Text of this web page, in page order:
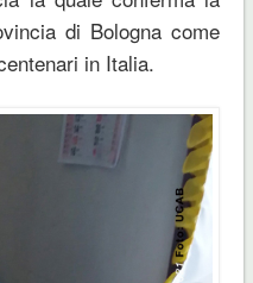
di Bologna come
in Italia.